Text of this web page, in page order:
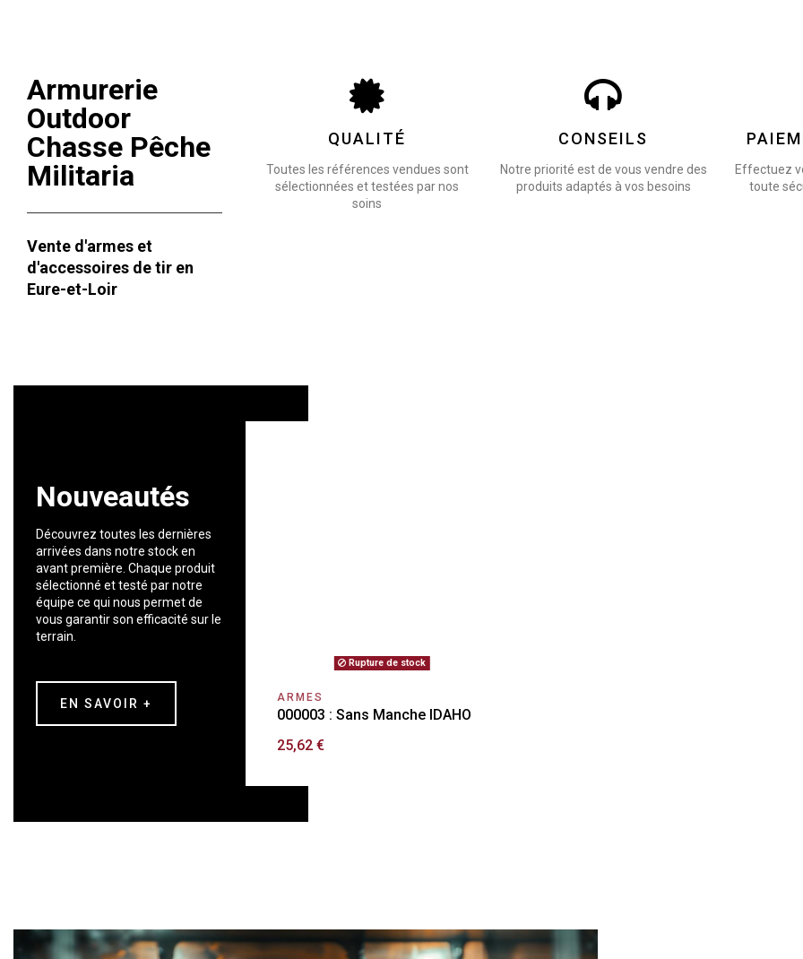
Armurerie
Outdoor
Chasse Pêche
Militaria
Vente d'armes et
d'accessoires de tir en
Eure-et-Loir
QUALITÉ
Toutes les références vendues sont
sélectionnées et testées par nos
soins
CONSEILS
Notre priorité est de vous vendre des
produits adaptés à vos besoins
Effectuez
toute
Nouveautés
Découvrez toutes les dernières
arrivées dans notre stock en
avant première. Chaque produit
sélectionné et testé par notre
équipe ce qui nous permet de
vous garantir son efficacité sur le
terrain.
EN SAVOIR +
Rupture de stock
ARMES
000003 : Sans Manche IDAHO
25,62 €